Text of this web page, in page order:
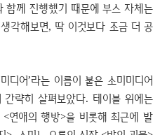
함께 진행했기 때문에 부스 자체는
각해보면, 딱 이것보다 조금 더 공
디어’라는 이름이 붙은 소미미디어
략히 살펴보았다. 테이블 위에는
연애의 행방>을 비롯해 최근에 발